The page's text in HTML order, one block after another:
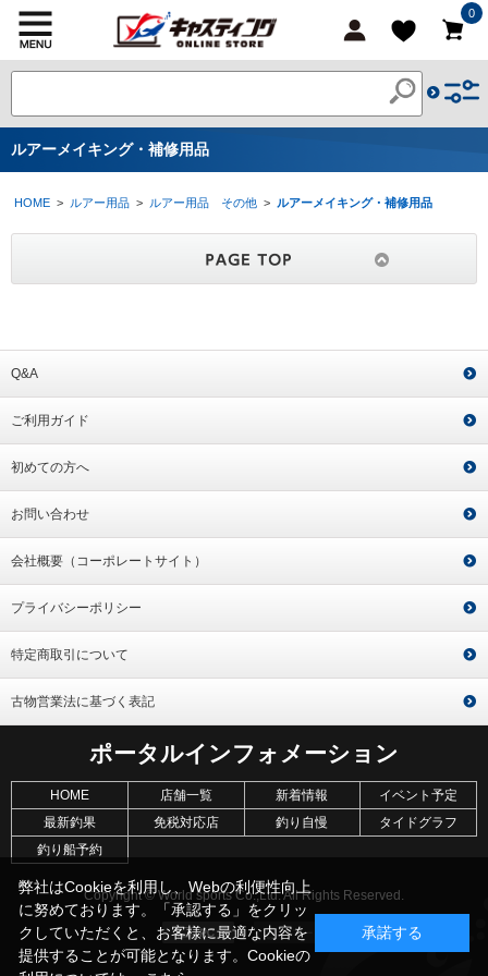
0
ルアーメイキング・補修用品
HOME > ルアー用品 > ルアー用品 その他 > ルアーメイキング・補修用品
Q&A
ご利用ガイド
初めての方へ
お問い合わせ
会社概要（コーポレートサイト）
プライバシーポリシー
特定商取引について
古物営業法に基づく表記
ポータルインフォメーション
HOME 店舗一覧 新着情報
イベント予定
最新釣果
免税対応店 釣り自慢
タイドグラフ
釣り船予約
Copyright © World sports Co.,Ltd. All Rights Reserved.
弊社はCookieを利用し、Webの利便性向上
に努めております。「承認する」をクリッ
クしていただくと、お客様に最適な内容を
提供することが可能となります。Cookieの
承諾する